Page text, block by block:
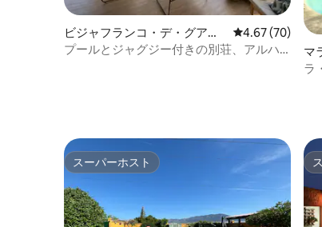
ビジャフランコ・デ・グアダ
ルオルセのコテージ
レビュー70件
4.67 (70)
プールとジャグジー付きの別荘、アルハ
マ
ラ
スーパーホスト
スーパーホスト